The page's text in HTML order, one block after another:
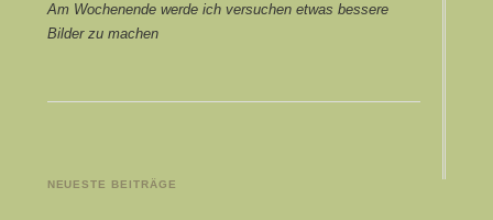
Am Wochenende werde ich versuchen etwas bessere
Bilder zu machen
NEUESTE BEITRÄGE